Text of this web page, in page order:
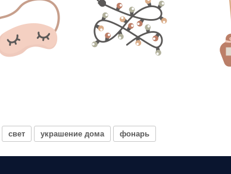
свет украшение дома фонарь